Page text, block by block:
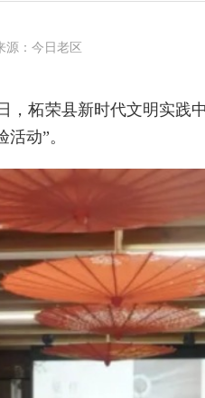
源：今日老区
，柘荣县新时代文明实践
动”。